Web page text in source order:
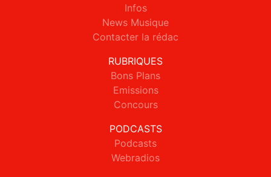
Infos
News Musique
Contacter la rédac
RUBRIQUES
Bons Plans
Emissions
Concours
PODCASTS
Podcasts
Webradios